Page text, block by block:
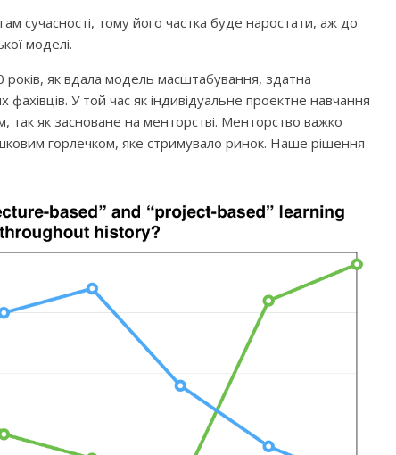
сучасності, тому його частка буде наростати, аж до
моделі.
як вдала модель масштабування, здатна
У той час як індивідуальне проектне навчання
як засноване на менторстві. Менторство важко
горлечком, яке стримувало ринок. Наше рішення